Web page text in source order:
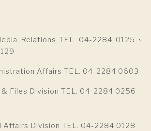
Relations TEL. 04-2284 0125、
Affairs TEL. 04-2284 0603
Files Division TEL. 04-2284 0256
Division TEL. 04-2284 0128